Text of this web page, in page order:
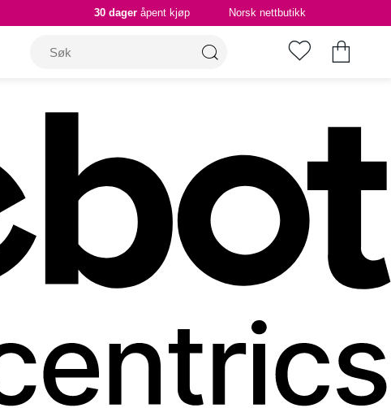
30 dager åpent kjøp Norsk nettbutikk